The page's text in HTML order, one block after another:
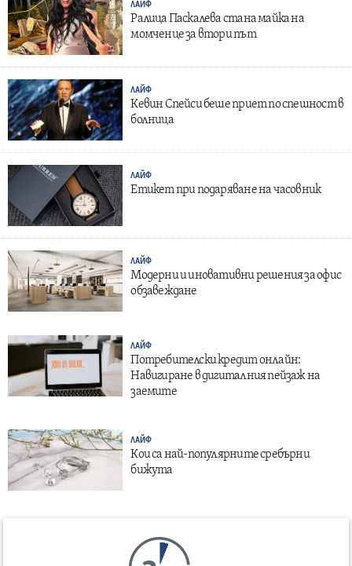
ЛАЙФ
Ралица Паскалева стана майка на
момченце за втори път
ЛАЙФ
Кевин Спейси беше приет по спешност в
болница
ЛАЙФ
Етикет при подаряване на часовник
ЛАЙФ
Модерни и иновативни решения за офис
обзавеждане
ЛАЙФ
Потребителски кредит онлайн:
Навигиране в дигиталния пейзаж на
заемите
ЛАЙФ
Кои са най-популярните сребърни
бижута